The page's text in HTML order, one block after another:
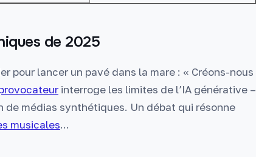
de 2025
pour lancer un pavé dans la mare : « Créons-nous
interroge les limites de l’IA générative –
médias synthétiques. Un débat qui résonne
musicales...